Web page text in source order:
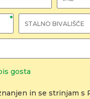
*
gosta
in se strinjam